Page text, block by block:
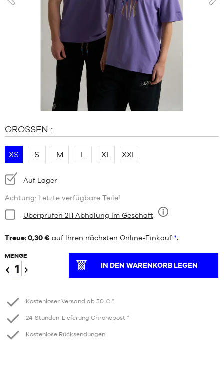
RELEASES
werden
FAQ
Blog
MARKEN
GRÖSSEN :
XS S M L XL XXL
Verfügbarkeit:
Auf Lager
Achtung: Letzte verfügbare Teile!
Bedingung:
Neun
Überprüfen 2H Abholung im Geschäft
Treue: 0,30 € auf Ihren nächsten Online-Einkauf *.
MENGE
IN DEN WARENKORB LEGEN
Kostenloser Versand ab 50 € *
24-Stunden-Lieferung Chronopost *
Kostenlose Rücksendungen